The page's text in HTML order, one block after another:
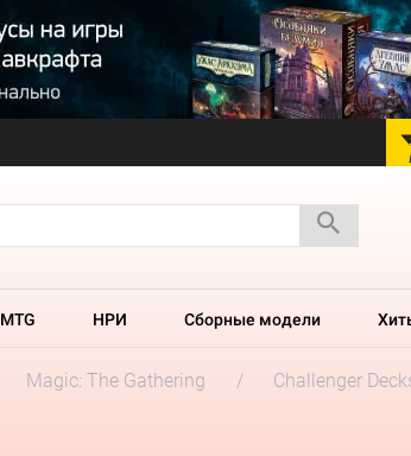
MTG НРИ Сборные модели
Magic: The Gathering
Challenger